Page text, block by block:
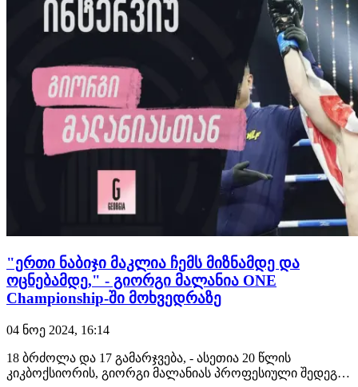
"ერთი ნაბიჯი მაკლია ჩემს მიზნამდე და
ოცნებამდე," - გიორგი მალანია ONE
Championship-ში მოხვედრაზე
04 ნოე 2024, 16:14
18 ბრძოლა და 17 გამარჯვება, - ასეთია 20 წლის
კიკბოქსიორის, გიორგი მალანიას პროფესიული შედეგი.